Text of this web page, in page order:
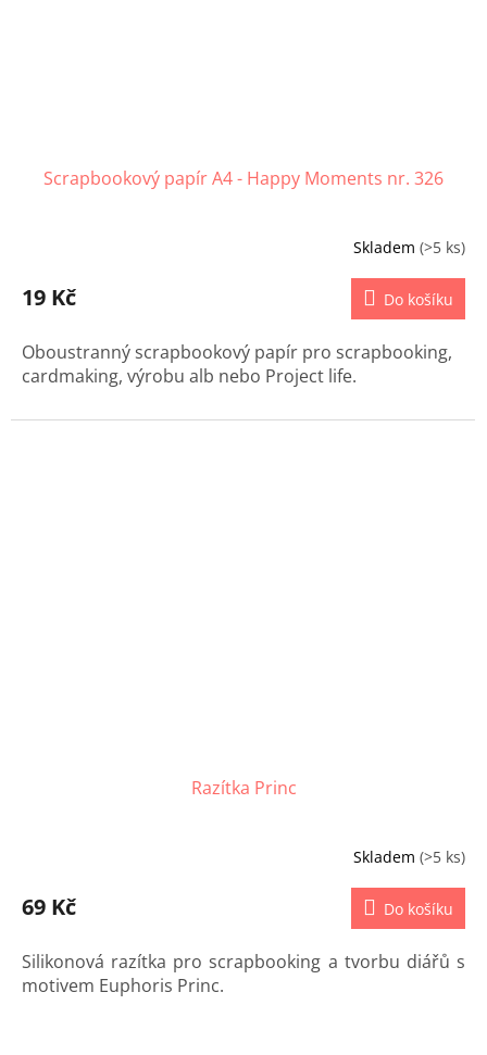
Scrapbookový papír A4 - Happy Moments nr. 326
Skladem (>5 ks)
19 Kč Do košíku
Oboustranný scrapbookový papír pro scrapbooking,
cardmaking, výrobu alb nebo Project life.
Razítka Princ
Skladem (>5 ks)
69 Kč Do košíku
Silikonová razítka pro scrapbooking a tvorbu diářů s
motivem Euphoris Princ.